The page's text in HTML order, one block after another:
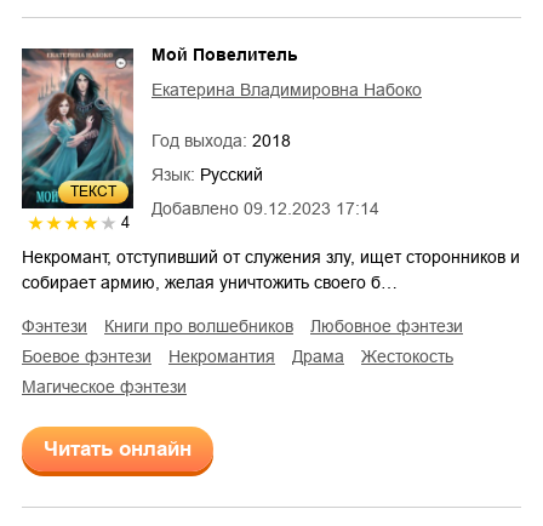
ТЕКСТ
4
Добавлено 09.12.2023 17:14
Мой Повелитель
Екатерина Владимировна Набоко
Год выхода: 2018
Язык: Русский
Некромант, отступивший от служения злу, ищет сторонников и
собирает армию, желая уничтожить своего б…
фэнтези книги про волшебников
любовное фэнтези
боевое фэнтези
некромантия драма
жестокость
магическое фэнтези
Читать онлайн